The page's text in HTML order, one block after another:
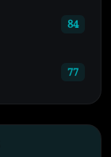
84
77